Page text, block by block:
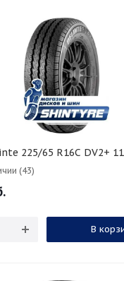
Delinte 225/65 R16C DV2+
(43)
В